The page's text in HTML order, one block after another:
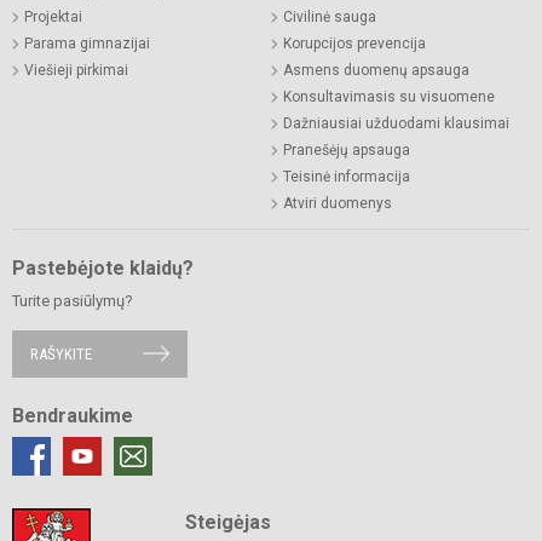
Projektai
Parama gimnazijai
Viešieji pirkimai
Civilinė sauga
Korupcijos prevencija
Asmens duomenų apsauga
Konsultavimasis su visuomene
Dažniausiai užduodami klausimai
Pranešėjų apsauga
Teisinė informacija
Atviri duomenys
Pastebėjote klaidų?
Turite pasiūlymų?
RAŠYKITE
Bendraukime
Steigėjas